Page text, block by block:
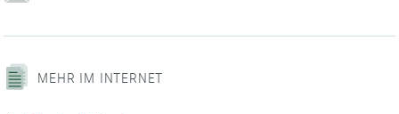
MEHR IM INTERNET